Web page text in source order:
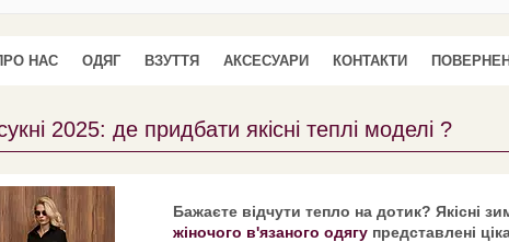
НАС ОДЯГ ВЗУТТЯ АКСЕСУАРИ КОНТАКТИ
2025: де придбати якісні теплі моделі ?
Бажаєте відчути тепло на дотик? Якісні
жіночого в'язаного одягу представлені